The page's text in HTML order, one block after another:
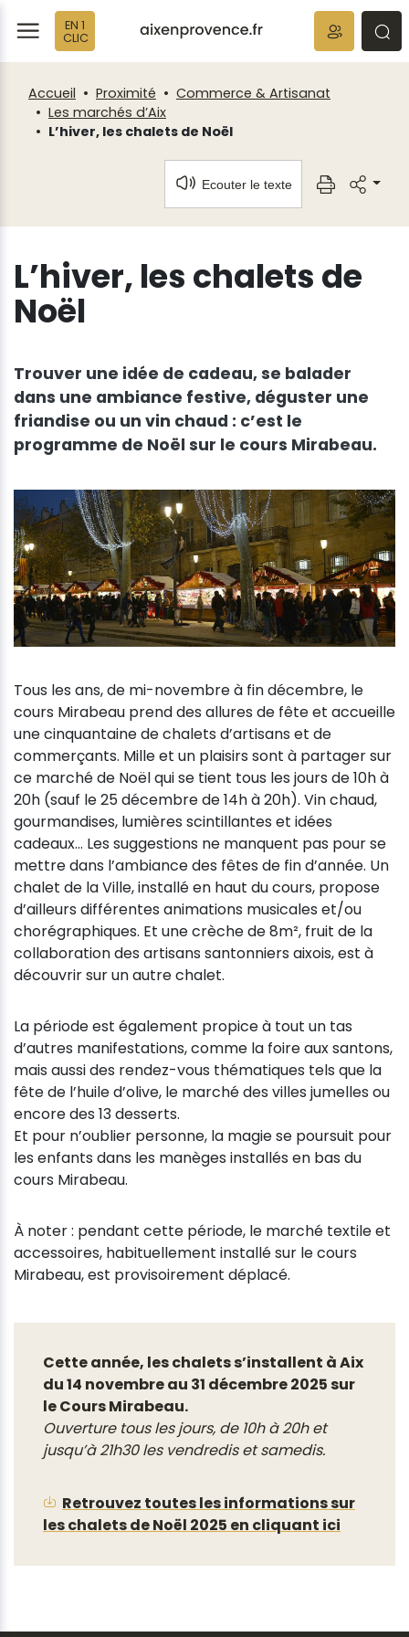
EN 1
CLIC
Accueil Proximité
Commerce & Artisanat
Les marchés d’Aix
L’hiver, les chalets de Noël
Ecouter le texte
L’hiver, les chalets de
Noël
Trouver une idée de cadeau, se balader
dans une ambiance festive, déguster une
friandise ou un vin chaud : c’est le
programme de Noël sur le cours Mirabeau.
Tous les ans, de mi-novembre à fin décembre, le
cours Mirabeau prend des allures de fête et accueille
une cinquantaine de chalets d’artisans et de
commerçants. Mille et un plaisirs sont à partager sur
ce marché de Noël qui se tient tous les jours de 10h à
20h (sauf le 25 décembre de 14h à 20h). Vin chaud,
gourmandises, lumières scintillantes et idées
cadeaux... Les suggestions ne manquent pas pour se
mettre dans l’ambiance des fêtes de fin d’année. Un
chalet de la Ville, installé en haut du cours, propose
d’ailleurs différentes animations musicales et/ou
chorégraphiques. Et une crèche de 8m², fruit de la
collaboration des artisans santonniers aixois, est à
découvrir sur un autre chalet.
La période est également propice à tout un tas
d’autres manifestations, comme la foire aux santons,
mais aussi des rendez-vous thématiques tels que la
fête de l’huile d’olive, le marché des villes jumelles ou
encore des 13 desserts.
Et pour n’oublier personne, la magie se poursuit pour
les enfants dans les manèges installés en bas du
cours Mirabeau.
À noter : pendant cette période, le marché textile et
accessoires, habituellement installé sur le cours
Mirabeau, est provisoirement déplacé.
Cette année, les chalets s’installent à Aix
du 14 novembre au 31 décembre 2025 sur
le Cours Mirabeau.
Ouverture tous les jours, de 10h à 20h et
jusqu’à 21h30 les vendredis et samedis.
Retrouvez toutes les informations sur
les chalets de Noël 2025 en cliquant ici
Fenêtre
de
chat
Panneau de gestion des cookies